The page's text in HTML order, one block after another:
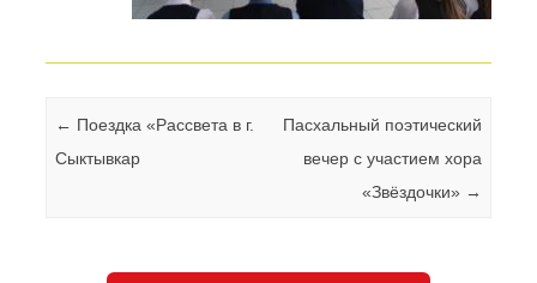
Навигация по записям
← Поездка «Рассвета в г.
Сыктывкар
Пасхальный поэтический
вечер с участием хора
«Звёздочки» →